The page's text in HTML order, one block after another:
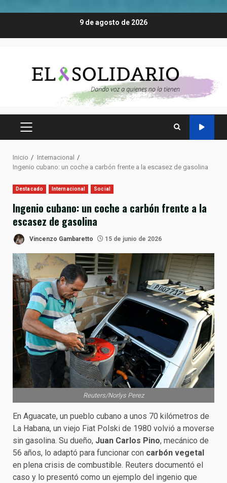
9 de agosto de 2026
MENÚ
Inicio
Internacional
Ingenio cubano: un coche a carbón frente a la escasez de gasolina
Destacado Internacional Social
Ingenio cubano: un coche a carbón frente a la
escasez de gasolina
Vincenzo Gambaretto 15 de junio de 2026
Reuters/Norlys Perez
En Aguacate, un pueblo cubano a unos 70 kilómetros de
La Habana, un viejo Fiat Polski de 1980 volvió a moverse
sin gasolina. Su dueño, Juan Carlos Pino, mecánico de
56 años, lo adaptó para funcionar con carbón vegetal
en plena crisis de combustible. Reuters documentó el
caso y lo presentó como un ejemplo del ingenio que